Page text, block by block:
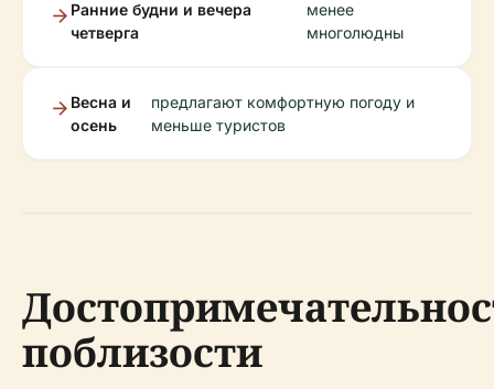
Ранние будни и вечера
четверга
менее
многолюдны
Весна и
осень
предлагают комфортную погоду и
меньше туристов
поблизости